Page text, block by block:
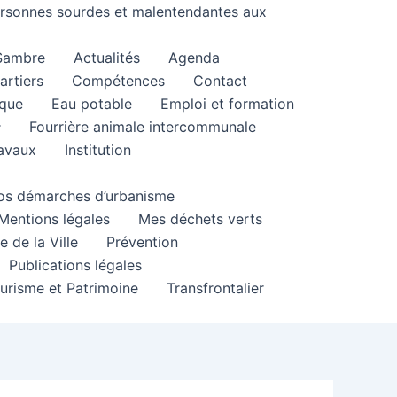
sourdes et malentendantes aux
Actualités
Agenda
Compétences
Contact
Eau potable
Emploi et formation
Fourrière animale intercommunale
Institution
démarches d’urbanisme
légales
Mes déchets verts
de la Ville
Prévention
Publications légales
et Patrimoine
Transfrontalier